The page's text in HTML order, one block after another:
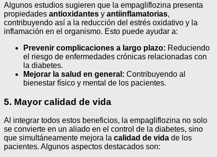
Algunos estudios sugieren que la empagliflozina presenta
propiedades antioxidantes y antiinflamatorias,
contribuyendo así a la reducción del estrés oxidativo y la
inflamación en el organismo. Esto puede ayudar a:
Prevenir complicaciones a largo plazo: Reduciendo
el riesgo de enfermedades crónicas relacionadas con
la diabetes.
Mejorar la salud en general: Contribuyendo al
bienestar físico y mental de los pacientes.
5. Mayor calidad de vida
Al integrar todos estos beneficios, la empagliflozina no solo
se convierte en un aliado en el control de la diabetes, sino
que simultáneamente mejora la calidad de vida de los
pacientes. Algunos aspectos destacados son: